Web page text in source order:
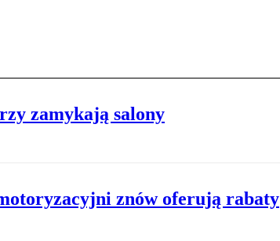
zamykają salony
znów oferują rabaty